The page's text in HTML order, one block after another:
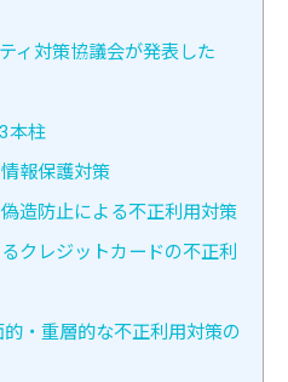
ィ対策協議会が発表した
本柱
報保護対策
造防止による不正利用対策
クレジットカードの不正利
・重層的な不正利用対策の